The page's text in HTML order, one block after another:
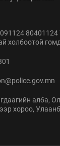
80401124
холбоотой
алба,
хороо,